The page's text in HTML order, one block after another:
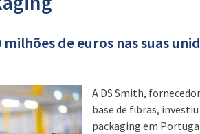
milhões de euros nas suas
A DS Smith,
base de fibras,
packaging em